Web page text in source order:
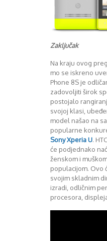
Zaključak
Na kraju ovog
mo se iskreno
Phone 8S je
zadovoljiti širok
postojalo
svojoj klasi,
model našao na
popularne
Sony Xperia U.
će podjednako
ženskom i
populacijom. Ovo
svojim skladnim
izradi, odličnim
procesora,